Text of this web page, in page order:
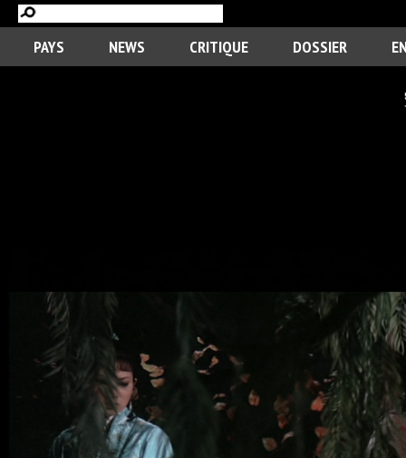
PAYS NEWS CRITIQUE DOSSIER